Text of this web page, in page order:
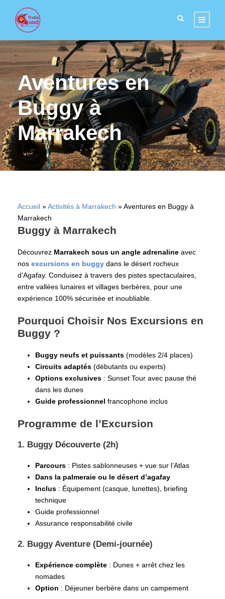
Aventures en
Buggy à
Marrakech
Accueil »Activités à Marrakech »Aventures en Buggy à
Marrakech
Buggy à Marrakech
Découvrez Marrakech sous un angle adrenaline avec
nos excursions en buggy dans le désert rocheux
d’Agafay. Conduisez à travers des pistes spectaculaires,
entre vallées lunaires et villages berbères, pour une
expérience 100% sécurisée et inoubliable.
Pourquoi Choisir Nos Excursions en
Buggy ?
Buggy neufs et puissants (modèles 2/4 places)
Circuits adaptés (débutants ou experts)
Options exclusives : Sunset Tour avec pause thé
dans les dunes
Guide professionnel francophone inclus
Programme de l’Excursion
1. Buggy Découverte (2h)
Parcours : Pistes sablonneuses + vue sur l’Atlas
Dans la palmeraie ou le désert d’agafay
Inclus : Équipement (casque, lunettes), briefing
technique
Guide professionnel
Assurance responsabilité civile
2. Buggy Aventure (Demi-journée)
Expérience complète : Dunes + arrêt chez les
nomades
Option : Déjeuner berbère dans un campement